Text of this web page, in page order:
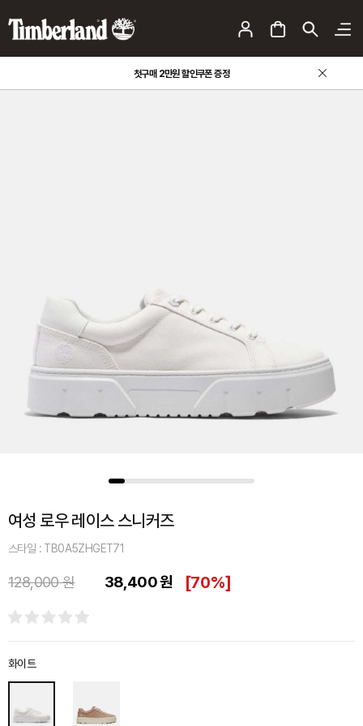
첫구매 2만원 할인쿠폰 증정
여성 로우 레이스 스니커즈
스타일 : TB0A5ZHGET71
128,000 원 38,400 원 [70%]
화이트